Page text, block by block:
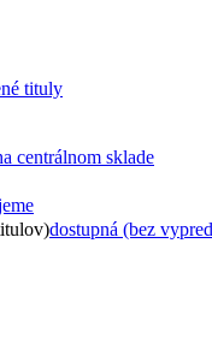
tituly
centrálnom sklade
dostupná (bez